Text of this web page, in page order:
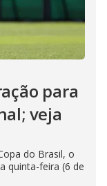
para
veja
do Brasil, o
quinta-feira (6 de